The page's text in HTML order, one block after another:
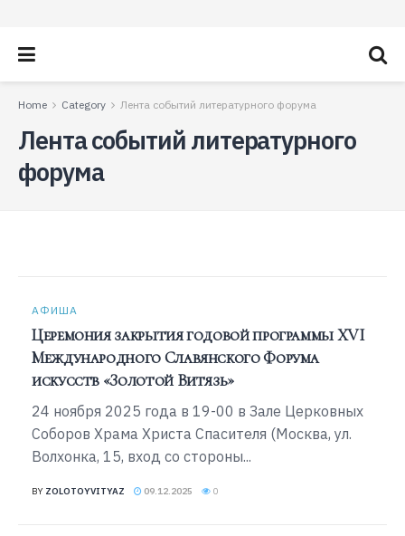
Home Category Лента событий литературного форума
Лента событий литературного
форума
АФИША
Церемония закрытия годовой программы XVI
Международного Славянского Форума
искусств «Золотой Витязь»
24 ноября 2025 года в 19-00 в Зале Церковных
Соборов Храма Христа Спасителя (Москва, ул.
Волхонка, 15, вход со стороны...
BY ZOLOTOYVITYAZ 09.12.2025 0